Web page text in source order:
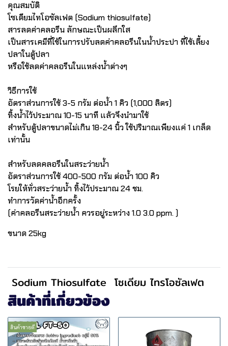
คุณสมบัติ
โซเดียมไทโอซัลเฟต (Sodium thiosulfate)
สารลดค่าคลอรีน ลักษณะเป็นผลึกใส
เป็นสารเคมีที่ใช้ในการปรับลดค่าคลอรีนในน้ำประปา ที่ใช้เลี้ยง
ปลาในตู้ปลา
หรือใช้ลดค่าคลอรีนในแหล่งน้ำต่างๆ
วิธีการใช้
อัตราส่วนการใช้ 3-5 กรัม ต่อน้ำ 1 คิว (1,000 ลิตร)
ทิ้งน้ำไว้ประมาณ 10-15 นาที แล้วจึงนำมาใช้
สำหรับตู้ปลาขนาดไม่เกิน 18-24 นิ้ว ใช้ปริมาณเพียงแค่ 1 เกล็ด
เท่านั้น
สำหรับลดคลอรีนในสระว่ายน้ำ
อัตราส่วนการใช้ 400-500 กรัม ต่อน้ำ 100 คิว
โรยให้ทั่วสระว่ายน้ำ ทิ้งไว้ประมาณ 24 ชม.
ทำการวัดค่าน้ำอีกครั้ง
(ค่าคลอรีนสระว่ายน้ำ ควรอยู่ระหว่าง 1.0 3.0 ppm. )
ขนาด 25kg
Sodium Thiosulfate โซเดียม ไทรโอซัลเฟต
สินค้าที่เกี่ยวข้อง
สินค้าขายดี